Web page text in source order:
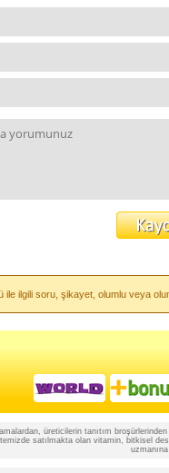
ile ilgili soru, şikayet, olumlu veya
üreticilerin tanıtım
satılmakta olan vitamin, bitkisel